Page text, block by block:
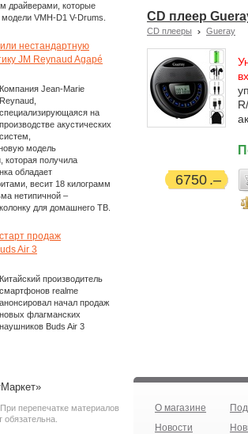
CD плеер
CD плееры Gueray
6750
драйверами, которые
VMH-D1 V-Drums.
нестандартную
JM Reynaud Agapé
Компания Jean-Marie
Reynaud,
специализирующаяся на
производстве акустических
систем,
модель
которая получила
обладает
весит 18 килограмм
нетипичной –
для домашнего ТВ.
продаж
Air 3
Китайский производитель
смартфонов realme
анонсировал начал продаж
новых флагманских
наушников Buds Air 3
перепечатке материалов
О магазине
Новости